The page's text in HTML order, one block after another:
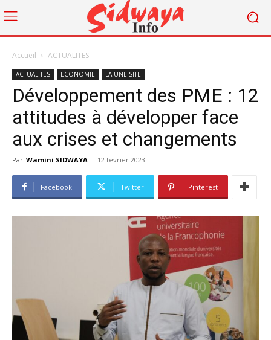
Accueil ACTUALITES
ACTUALITES ECONOMIE LA UNE SITE
Développement des PME : 12
attitudes à développer face
aux crises et changements
Par Wamini SIDWAYA - 12 février 2023
Facebook Twitter Pinterest